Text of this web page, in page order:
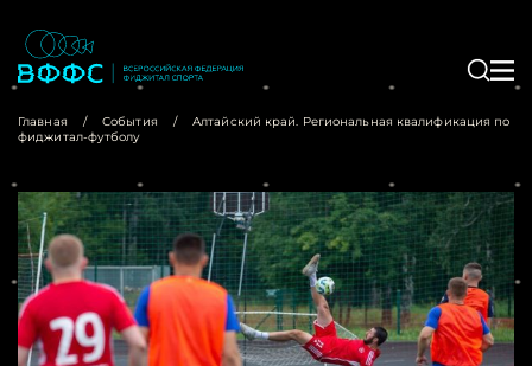
Главная / События /
Алтайский край. Региональная квалификация по
фиджитал-футболу